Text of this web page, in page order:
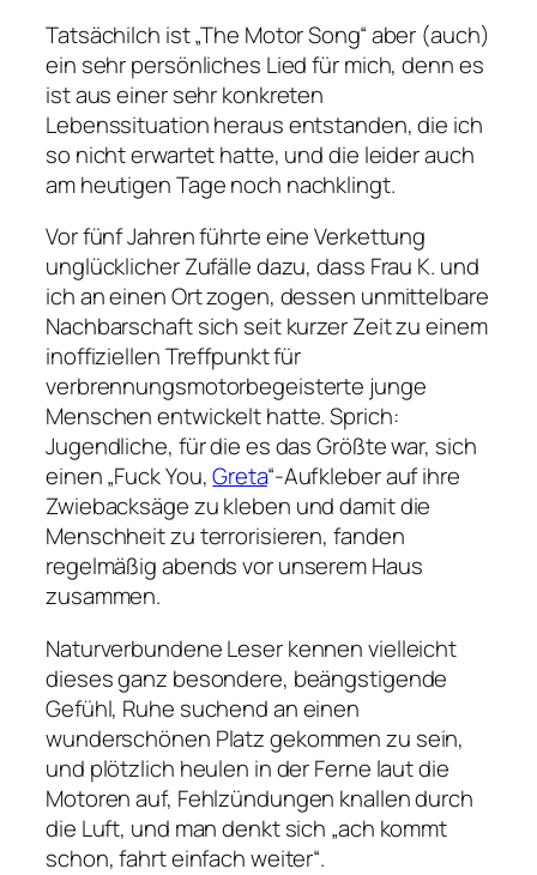
Tatsächilch ist „The Motor Song“ aber (auch)
ein sehr persönliches Lied für mich, denn es
ist aus einer sehr konkreten
Lebenssituation heraus entstanden, die ich
so nicht erwartet hatte, und die leider auch
am heutigen Tage noch nachklingt.
Vor fünf Jahren führte eine Verkettung
unglücklicher Zufälle dazu, dass Frau K. und
ich an einen Ort zogen, dessen unmittelbare
Nachbarschaft sich seit kurzer Zeit zu einem
inoffiziellen Treffpunkt für
verbrennungsmotorbegeisterte junge
Menschen entwickelt hatte. Sprich:
Jugendliche, für die es das Größte war, sich
einen „Fuck You,Greta“-Aufkleber auf ihre
Zwiebacksäge zu kleben und damit die
Menschheit zu terrorisieren, fanden
regelmäßig abends vor unserem Haus
zusammen.
Naturverbundene Leser kennen vielleicht
dieses ganz besondere, beängstigende
Gefühl, Ruhe suchend an einen
wunderschönen Platz gekommen zu sein,
und plötzlich heulen in der Ferne laut die
Motoren auf, Fehlzündungen knallen durch
die Luft, und man denkt sich „ach kommt
schon, fahrt einfach weiter“.